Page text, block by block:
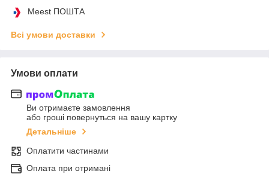
Meest ПОШТА
Всі умови доставки
Умови оплати
Ви отримаєте замовлення
або гроші повернуться на вашу картку
Детальніше
Оплатити частинами
Оплата при отримані